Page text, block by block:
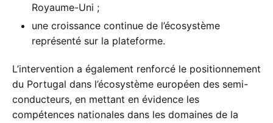
Royaume-Uni ;
une croissance continue de l’écosystème
représenté sur la plateforme.
L’intervention a également renforcé le positionnement
du Portugal dans l’écosystème européen des semi-
conducteurs, en mettant en évidence les
compétences nationales dans les domaines de la